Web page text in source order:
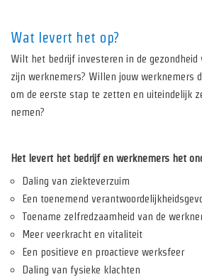
Wat levert het op?
Wilt het bedrijf investeren in de gezondheid
zijn werknemers? Willen jouw werknemers
om de eerste stap te zetten en uiteindelijk
nemen?
Het levert het bedrijf en werknemers het
Daling van ziekteverzuim
Een toenemend
Toename zelfredzaamheid van de
Meer veerkracht en vitaliteit
Een positieve en proactieve werksfeer
Daling van fysieke klachten